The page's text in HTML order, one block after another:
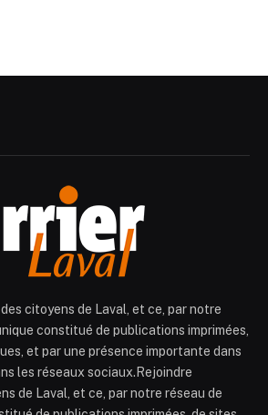
des citoyens de Laval, et ce, par notre
constitué de publications imprimées,
et par une présence importante dans
les réseaux sociaux.Rejoindre
de Laval, et ce, par notre réseau de